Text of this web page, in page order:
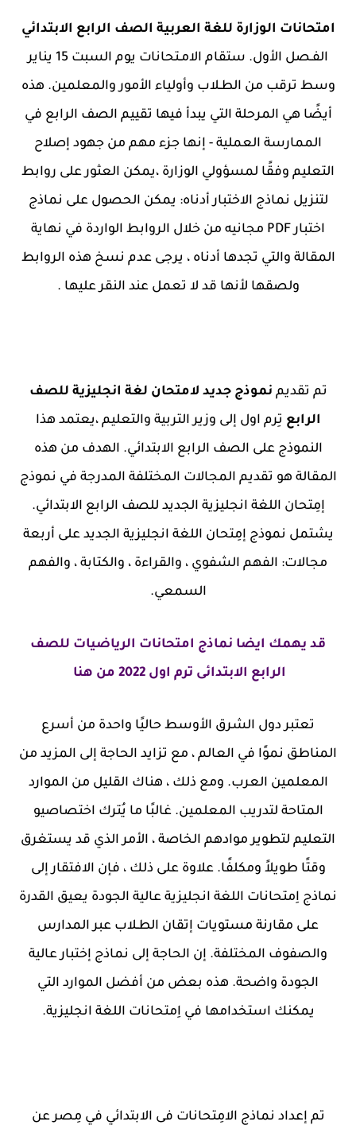
امتحانات الوزارة للغة العربية الصف الرابع الابتدائي
الفـصل الأول. ستقام الامـتحانات يوم السبت 15 يناير
وسط ترقب من الطـلاب وأولياء الأمور والمعلمين. هذه
أيضًا هي المرحلة التي يبدأ فيها تقييم الصف الرابع في
الممارسة العملية - إنها جزء مهم من جهود إصلاح
التعليم وفقًا لمسؤولي الوزارة ،يمكن العثور على روابط
لتنزيل نماذج الاختبار أدناه: يمكن الحصول على نماذج
اختبار PDF مجانيه من خلال الروابط الواردة في نهاية
المقالة والتي تجدها أدناه ، يرجى عدم نسخ هذه الروابط
ولصقها لأنها قد لا تعمل عند النقر عليها .
تم تقديم نموذج جديد لامتحان لغة انجليزية للصف
الرابع تِرم اول إلى وزير التربية والتعليم ،يعتمد هذا
النموذج على الصف الرابع الابتدائي. الهدف من هذه
المقالة هو تقديم المجالات المختلفة المدرجة في نموذج
إمِتحان اللغة انجليزية الجديد للصف الرابع الابتدائي.
يشتمل نموذج إمِتحان اللغة انجليزية الجديد على أربعة
مجالات: الفهم الشفوي ، والقراءة ، والكتابة ، والفهم
السمعي.
قد يهمك ايضا نماذج امتحانات الرياضيات للصف
الرابع الابتدائى ترم اول 2022 من هنا
تعتبر دول الشرق الأوسط حاليًا واحدة من أسرع
المناطق نموًا في العالم ، مع تزايد الحاجة إلى المزيد من
المعلمين العرب. ومع ذلك ، هناك القليل من الموارد
المتاحة لتدريب المعلمين. غالبًا ما يُترك اختصاصيو
التعليم لتطوير موادهم الخاصة ، الأمر الذي قد يستغرق
وقتًا طويلاً ومكلفًا. علاوة على ذلك ، فإن الافتقار إلى
نماذج اِمتحانات اللغة انجليزية عالية الجودة يعيق القدرة
على مقارنة مستويات إتقان الطـلاب عبر المدارس
والصفوف المختلفة. إن الحاجة إلى نماذج إختبار عالية
الجودة واضحة. هذه بعض من أفضل الموارد التي
يمكنك استخدامها في اِمتحانات اللغة انجليزية.
تم إعداد نماذج الامِتحانات فى الابتدائي في مِصر عن